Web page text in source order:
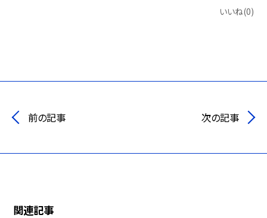
いいね(0)
前の記事 次の記事
関連記事